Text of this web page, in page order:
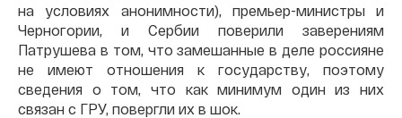
на условиях анонимности), премьер-министры и
Черногории, и Сербии поверили заверениям
Патрушева в том, что замешанные в деле россияне
не имеют отношения к государству, поэтому
сведения о том, что как минимум один из них
связан с ГРУ, повергли их в шок.